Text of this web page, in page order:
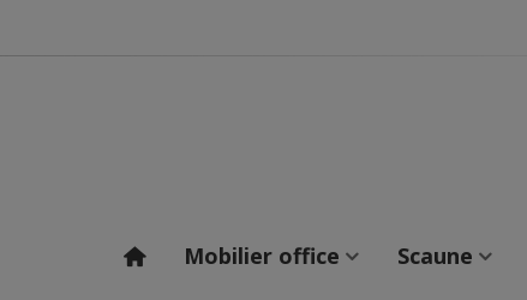
Mobilier office Scaune